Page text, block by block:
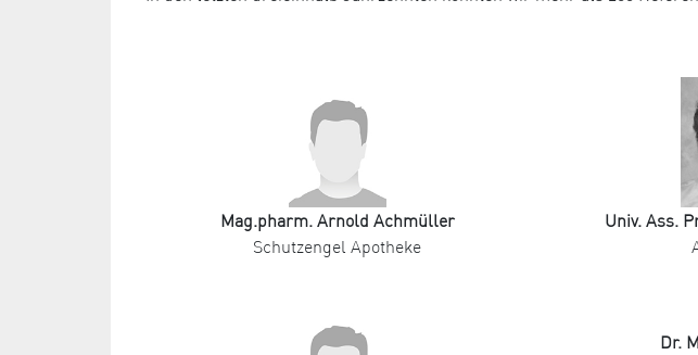
Mag.pharm. Arnold Achmüller
Schutzengel Apotheke
Univ. Ass.
Dr.